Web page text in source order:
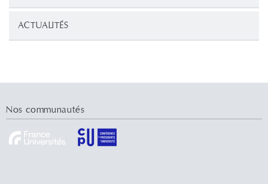
ACTUALITÉS
Nos communautés